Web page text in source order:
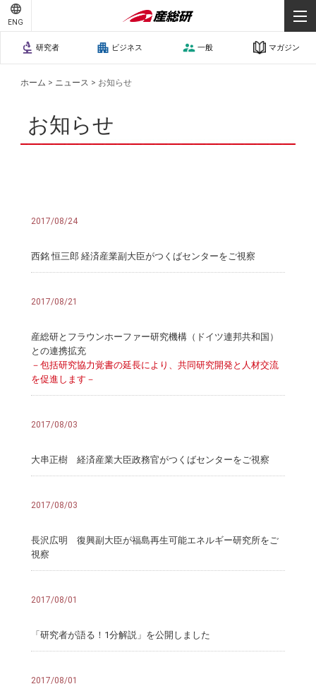
ENG
研究者 ビジネス 一般 マガジン
ホーム > ニュース > お知らせ
お知らせ
2017/08/24
西銘 恒三郎 経済産業副大臣がつくばセンターをご視察
2017/08/21
産総研とフラウンホーファー研究機構（ドイツ連邦共和国）
との連携拡充
－包括研究協力覚書の延長により、共同研究開発と人材交流
を促進します－
2017/08/03
大串正樹 経済産業大臣政務官がつくばセンターをご視察
2017/08/03
長沢広明 復興副大臣が福島再生可能エネルギー研究所をご
視察
2017/08/01
「研究者が語る！1分解説」を公開しました
2017/08/01